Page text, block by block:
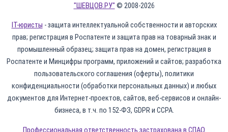
"ШЕВЦОВ.РУ" © 2008-2026
IT-юристы - защита интеллектуальной собственности и авторских
прав; регистрация в Роспатенте и защита прав на товарный знак и
промышленный образец; защита прав на домен, регистрация в
Роспатенте и Минцифры программ, приложений и сайтов; разработка
пользовательского соглашения (оферты), политики
конфиденциальности (обработки персональных данных) и любых
документов для Интернет-проектов, сайтов, веб-сервисов и онлайн-
бизнеса, в т.ч. по 152-ФЗ, GDPR и CCPA.
Профессиональная ответственность застрахована в СПАО